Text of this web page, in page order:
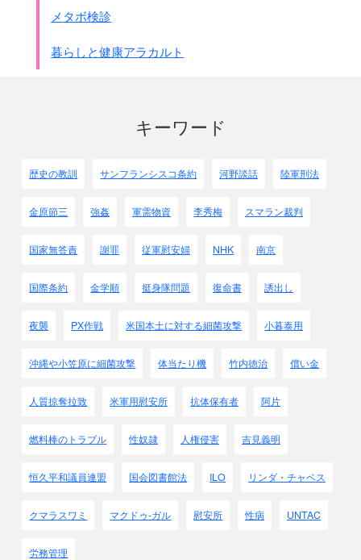
メタボ検診
暮らしと健康アラカルト
キーワード
歴史の教訓 サンフランシスコ条約 河野談話 陸軍刑法
金原節三 強姦 軍需物資 李秀梅 スマラン裁判
国家無答責 謝罪 従軍慰安婦 NHK 南京
国際条約 金学順 挺身隊問題 復命書 誘出し
夜襲 PX作戦 米国本土に対する細菌攻撃 小暮泰用
沖縄や小笠原に細菌攻撃 体当たり機 竹内徳治 償い金
人質掠奪拉致 米軍用慰安所 抗体保有者 阿片
燃料棒のトラブル 性奴隷 人権侵害 吉見義明
恒久平和議員連盟 国会図書館法 ILO リンダ・チャベス
クマラスワミ マクドゥ-ガル 慰安所 性病 UNTAC
労務管理